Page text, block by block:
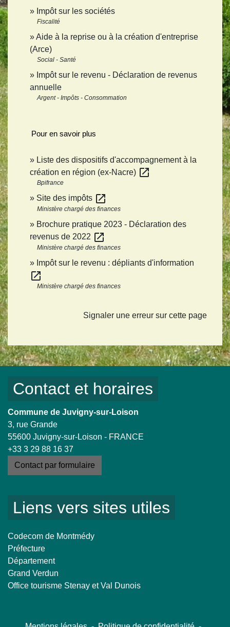
Impôt sur les sociétés
Fiscalité
Aide à la reprise ou à la création d'entreprise
(Arce)
Social - Santé
Impôt sur le revenu - Déclaration de revenus
annuelle
Argent - Impôts - Consommation
Pour en savoir plus
Liste des dispositifs d'accompagnement à la
création en région (ex-Nacre) open_in_new
Bpifrance
Site des impôts open_in_new
Ministère chargé des finances
Brochure pratique 2023 - Déclaration des
revenus de 2022 open_in_new
Ministère chargé des finances
Impôt sur le revenu : dépliants d'information
open_in_new
Ministère chargé des finances
Signaler une erreur sur cette page
Contact et horaires
Commune de Juvigny-sur-Loison
3, rue Grande
55600 Juvigny-sur-Loison - FRANCE
+33 3 29 88 16 37
Contact par formulaire
Liens vers sites utiles
Codecom de Montmédy
Préfecture
Département
Grand Verdun
Office tourisme Stenay et Val Dunois